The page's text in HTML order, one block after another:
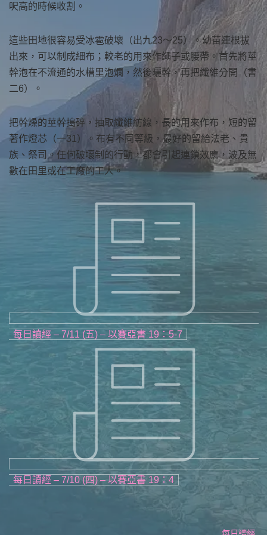
呎高的時候收割。
這些田地很容易受冰雹破壞（出九23～25）。幼苗連根拔
出來，可以制成細布；較老的用來作繩子或腰帶。首先將莖
幹泡在不流通的水槽里泡爛，然後曬幹，再把纖維分開（書
二6）。
把幹燥的莖幹搗碎，抽取纖維紡線，長的用來作布，短的留
著作燈芯（一31）。布有不同等級，最好的留給法老、貴
族、祭司。任何破壞制的行動，都會引起連鎖效應，波及無
數在田里或在工廠的工人。
每日讀經 – 7/11 (五) – 以賽亞書 19：5-7
每日讀經 – 7/10 (四) – 以賽亞書 19：4